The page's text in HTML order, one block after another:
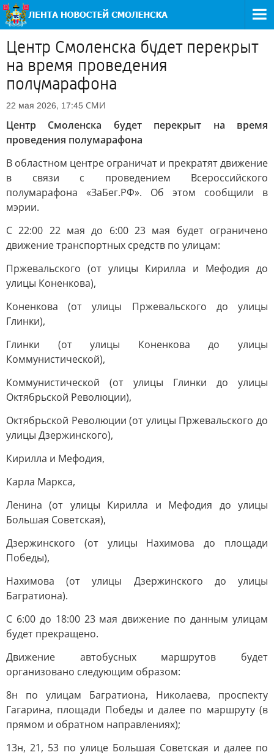
Центр Смоленска будет перекрыт
на время проведения
полумарафона
22 мая 2026, 17:45 СМИ
Центр Смоленска будет перекрыт на время
проведения полумарафона
В областном центре ограничат и прекратят движение
в связи с проведением Всероссийского
полумарафона «ЗаБег.РФ». Об этом сообщили в
мэрии.
С 22:00 22 мая до 6:00 23 мая будет ограничено
движение транспортных средств по улицам:
Пржевальского (от улицы Кирилла и Мефодия до
улицы Коненкова),
Коненкова (от улицы Пржевальского до улицы
Глинки),
Глинки (от улицы Коненкова до улицы
Коммунистической),
Коммунистической (от улицы Глинки до улицы
Октябрьской Революции),
Октябрьской Революции (от улицы Пржевальского до
улицы Дзержинского),
Кирилла и Мефодия,
Карла Маркса,
Ленина (от улицы Кирилла и Мефодия до улицы
Большая Советская),
Дзержинского (от улицы Нахимова до площади
Победы),
Нахимова (от улицы Дзержинского до улицы
Багратиона).
С 6:00 до 18:00 23 мая движение по данным улицам
будет прекращено.
Движение автобусных маршрутов будет
организовано следующим образом:
8н по улицам Багратиона, Николаева, проспекту
Гагарина, площади Победы и далее по маршруту (в
прямом и обратном направлениях);
13н, 21, 53 по улице Большая Советская и далее по